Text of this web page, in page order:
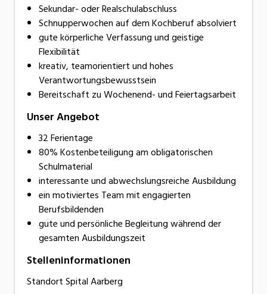
Sekundar- oder Realschulabschluss
Schnupperwochen auf dem Kochberuf absolviert
gute körperliche Verfassung und geistige
Flexibilität
kreativ, teamorientiert und hohes
Verantwortungsbewusstsein
Bereitschaft zu Wochenend- und Feiertagsarbeit
Unser Angebot
32 Ferientage
80% Kostenbeteiligung am obligatorischen
Schulmaterial
interessante und abwechslungsreiche Ausbildung
ein motiviertes Team mit engagierten
Berufsbildenden
gute und persönliche Begleitung während der
gesamten Ausbildungszeit
Stelleninformationen
Standort Spital Aarberg